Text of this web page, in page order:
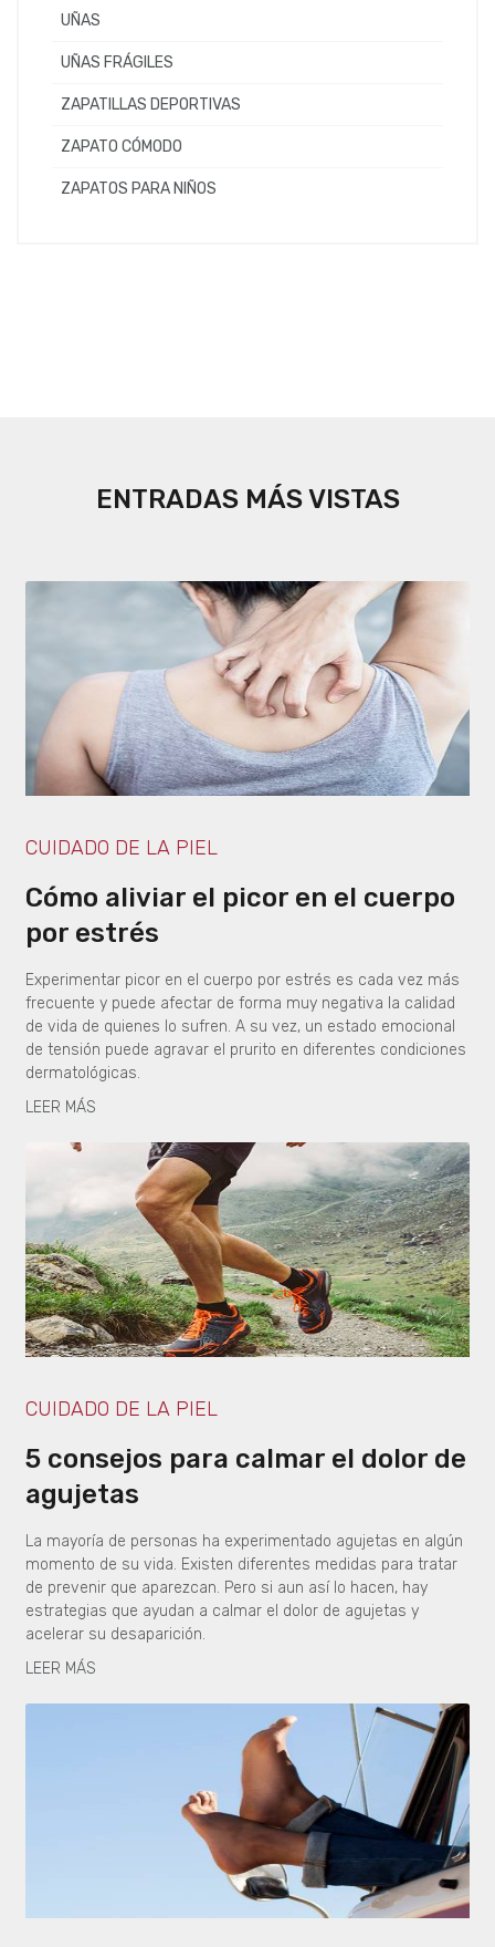
UÑAS
UÑAS FRÁGILES
ZAPATILLAS DEPORTIVAS
ZAPATO CÓMODO
ZAPATOS PARA NIÑOS
ENTRADAS MÁS VISTAS
CUIDADO DE LA PIEL
Cómo aliviar el picor en el cuerpo
por estrés
Experimentar picor en el cuerpo por estrés es cada vez más
frecuente y puede afectar de forma muy negativa la calidad
de vida de quienes lo sufren. A su vez, un estado emocional
de tensión puede agravar el prurito en diferentes condiciones
dermatológicas.
LEER MÁS
CUIDADO DE LA PIEL
5 consejos para calmar el dolor de
agujetas
La mayoría de personas ha experimentado agujetas en algún
momento de su vida. Existen diferentes medidas para tratar
de prevenir que aparezcan. Pero si aun así lo hacen, hay
estrategias que ayudan a calmar el dolor de agujetas y
acelerar su desaparición.
LEER MÁS